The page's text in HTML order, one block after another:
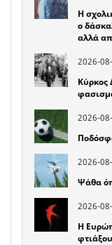
Η
ο
αλλά
2026-
Κύρκος
2026-
2026-
Ψάθα
2026-
Η